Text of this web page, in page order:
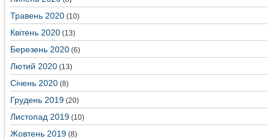
Травень 2020 (10)
Квітень 2020 (13)
Березень 2020 (6)
Лютий 2020 (13)
Січень 2020 (8)
Грудень 2019 (20)
Листопад 2019 (10)
Жовтень 2019 (8)